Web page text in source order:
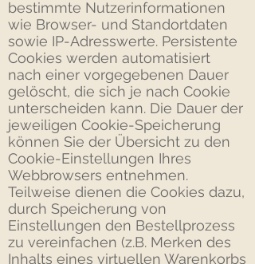
bestimmte Nutzerinformationen
wie Browser- und Standortdaten
sowie IP-Adresswerte. Persistente
Cookies werden automatisiert
nach einer vorgegebenen Dauer
gelöscht, die sich je nach Cookie
unterscheiden kann. Die Dauer der
jeweiligen Cookie-Speicherung
können Sie der Übersicht zu den
Cookie-Einstellungen Ihres
Webbrowsers entnehmen.
Teilweise dienen die Cookies dazu,
durch Speicherung von
Einstellungen den Bestellprozess
zu vereinfachen (z.B. Merken des
Inhalts eines virtuellen Warenkorbs